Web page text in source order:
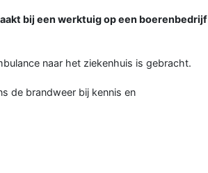
bij een werktuig op een boerenbedrijf
naar het ziekenhuis is gebracht.
de brandweer bij kennis en